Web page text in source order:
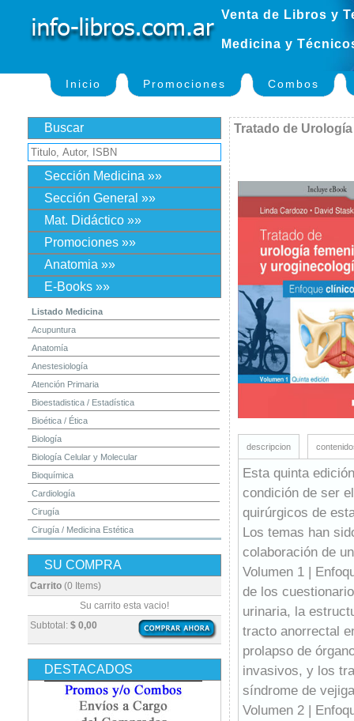
Venta de Libros y
Medicina y
Inicio Promociones Combos
Buscar
Sección Medicina »»
Sección General »»
Mat. Didáctico »»
Promociones »»
Anatomia »»
E-Books »»
Listado Medicina
Acupuntura
Anatomía
Anestesiología
Atención Primaria
Bioestadistica / Estadística
Bioética / Ética
Biología
Biología Celular y Molecular
Bioquímica
Cardiología
Cirugía
Cirugía / Medicina Estética
Dermatología
Diagnóstico por Imagen / Radiología
Embriología
Enfermería
Epidemiología
Farmacia / Farmacología
Fisiatría / Kinesiología
SU COMPRA
Carrito (0 Items)
Subtotal: $ 0,00
Su carrito esta vacio!
DESTACADOS
Tratado de
descripcion
Esta quinta
condición de ser
quirúrgicos de
Los temas han
colaboración de
Volumen 1 |
de los
urinaria, la
tracto anorrectal
prolapso de
invasivos, y los
síndrome de
Volumen 2 |